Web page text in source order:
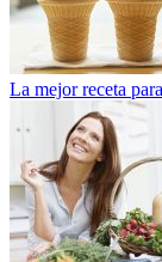
La mejor receta